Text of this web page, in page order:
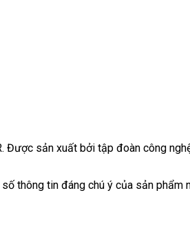
Được sản xuất bởi tập đoàn công
thông tin đáng chú ý của sản phẩm